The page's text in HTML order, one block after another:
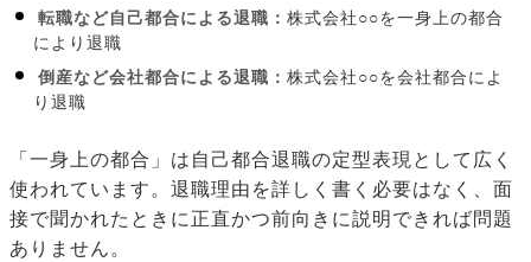
転職など自己都合による退職：株式会社○○を一身上の都合
により退職
倒産など会社都合による退職：株式会社○○を会社都合によ
り退職
「一身上の都合」は自己都合退職の定型表現として広く
使われています。退職理由を詳しく書く必要はなく、面
接で聞かれたときに正直かつ前向きに説明できれば問題
ありません。